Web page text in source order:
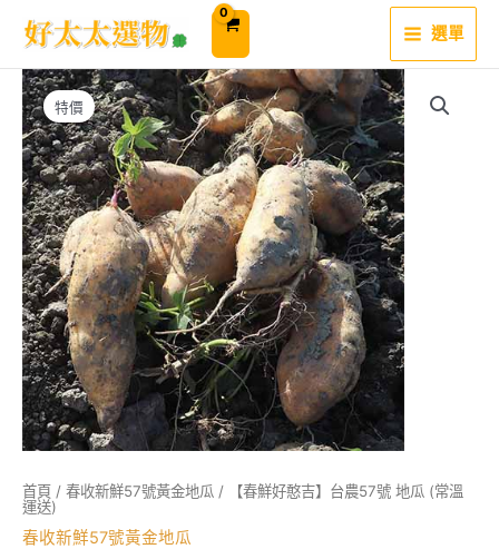
內
選單
特價
首頁 / 春收新鮮57號黃金地瓜 / 【春鮮好憨吉】台農57號 地瓜 (常溫
運送)
春收新鮮57號黃金地瓜